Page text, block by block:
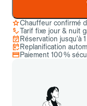
Chauffeur confirmé
Tarif fixe jour & nuit
Réservation jusqu’à
Replanification
Paiement 100 %